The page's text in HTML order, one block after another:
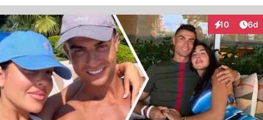
10
Interaktionen
6d